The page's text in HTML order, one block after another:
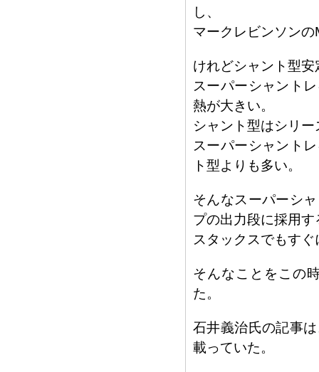
し、
マークレビンソン
けれどシャント型
スーパーシャント
熱が大きい。
シャント型はシリ
スーパーシャント
ト型よりも多い。
そんなスーパーシ
プの出力段に採用す
スタックスでもす
そんなことをこの
た。
石井義治氏の記事
載っていた。